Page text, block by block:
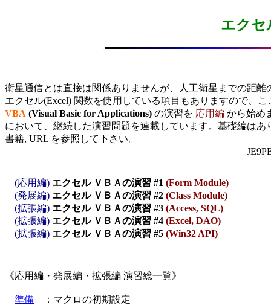
エクセ
衛星通信とは直接は関係ありませんが、人工衛星までの距
VBA (Visual Basic for Applications) の演習を 応用編 から始め
において、継続した演習問題を連載しています。基礎編は
書籍, URL を参照して下さい。
(応用編) エクセル ＶＢＡの演習 #1 (Form Module)
(発展編) エクセル ＶＢＡの演習 #2 (Class Module)
(拡張編) エクセル ＶＢＡの演習 #3 (Access, SQL)
(拡張編) エクセル ＶＢＡの演習 #4 (Excel, DAO)
(拡張編) エクセル ＶＢＡの演習 #5 (Win32 API)
《応用編・発展編・拡張編 演習総一覧》
準備 ：マクロの初期設定